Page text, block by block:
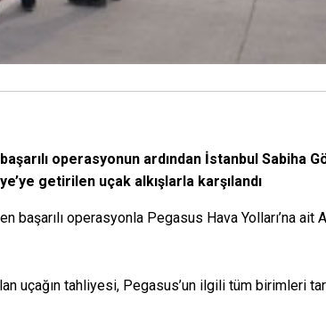
operasyonun ardından İstanbul Sabiha
getirilen uçak alkışlarla karşılandı
başarılı operasyonla Pegasus Hava Yolları’na
uçağın tahliyesi, Pegasus’un ilgili tüm birimleri